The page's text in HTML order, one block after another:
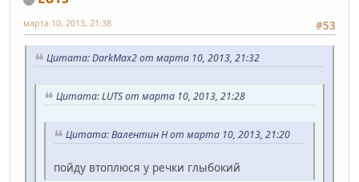
#53
марта 10, 2013, 21:38
Цитата: DarkMax2 от марта 10, 2013, 21:32
Цитата: LUTS от марта 10, 2013, 21:28
Цитата: Валентин Н от марта 10, 2013, 21:20
пойду втоплюся у речки глыбокий